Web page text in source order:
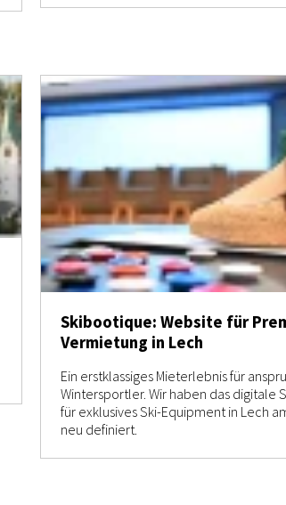
Skibootique: Website für
Vermietung in Lech
Ein erstklassiges Mieterlebnis für
Wintersportler. Wir haben das digitale
für exklusives Ski-Equipment in Lech
neu definiert.